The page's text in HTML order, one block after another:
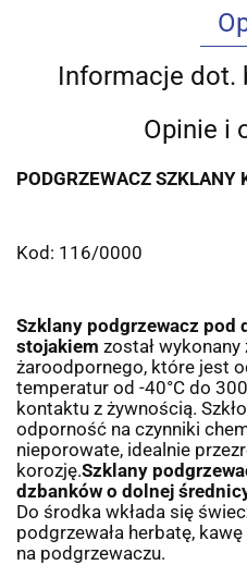
Informacje dot.
Opinie i
PODGRZEWACZ
Kod: 116/0000
Szklany podgrzewacz pod
stojakiem został
żaroodpornego, które jest
temperatur od -40°C do
kontaktu z żywnością.
odporność na czynniki
nieporowate, idealnie
korozję.Szklany
dzbanków o dolnej
Do środka wkłada się
podgrzewała herbatę,
na podgrzewaczu.